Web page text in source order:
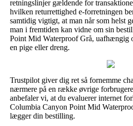
retningslinjer gældende for
hvilken returrettighed e-forretningen
samtidig vigtigt, at man når som helst
man i fremtiden kan vidne om sin
Point Mid Waterproof Grå, uafhængig
en pige eller dreng.
Trustpilot giver dig ret så fornemme
nærmere på en række øvrige
anbefaler vi, at du evaluerer internet
Columbia Canyon Point Mid
lægger din bestilling.